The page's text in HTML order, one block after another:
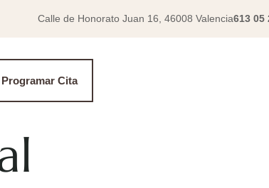
Calle de Honorato Juan 16, 46008 Valencia613 05
Programar Cita